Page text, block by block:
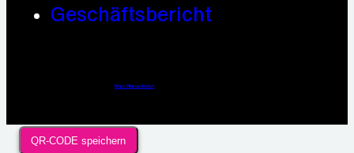
Geschäftsbericht
https://linkup.design
QR-CODE speichern